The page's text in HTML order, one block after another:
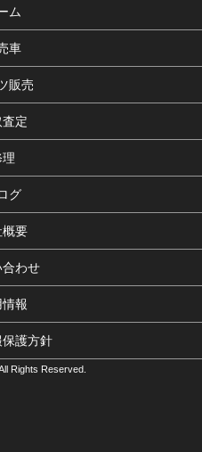
ム
車
販売
査定
グ
概要
合わせ
報
護方針
Rights Reserved.